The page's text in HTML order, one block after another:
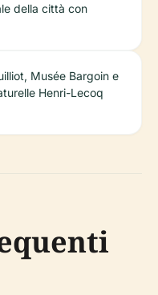
della città con
Musée Bargoin e
Henri-Lecoq